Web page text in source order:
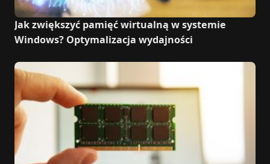
Jak zwiększyć pamięć wirtualną w systemie
Windows? Optymalizacja wydajności